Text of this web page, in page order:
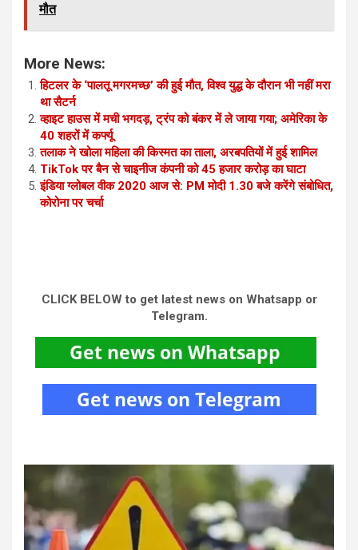
मौत
More News:
हिटलर के ‘पालतू मगरमच्छ’ की हुई मौत, विश्व युद्ध के दौरान भी नहीं मरा
था सैटर्न
व्हाइट हाउस में मची भगदड़, ट्रंप को बंकर में ले जाया गया; अमेरिका के
40 शहरों में कर्फ्यू
तलाक ने खोला महिला की किस्मत का ताला, अरबपतियों में हुई शामिल
TikTok पर बैन से चाइनीज कंपनी को 45 हजार करोड़ का घाटा
इंडिया ग्‍लोबल वीक 2020 आज से: PM मोदी 1.30 बजे करेंगे संबोधित,
कोरोना पर चर्चा
CLICK BELOW to get latest news on Whatsapp or
Telegram.